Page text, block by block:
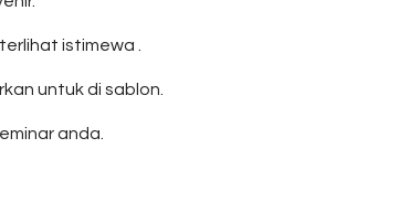
istimewa .
untuk di sablon.
anda.